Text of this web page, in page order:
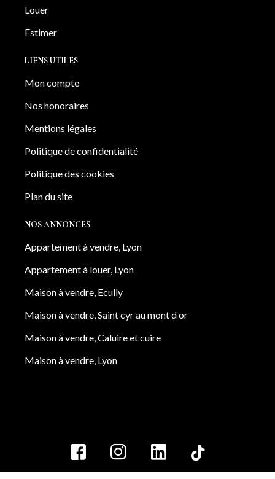
Louer
Estimer
LIENS UTILES
Mon compte
Nos honoraires
Mentions légales
Politique de confidentialité
Politique des cookies
Plan du site
NOS ANNONCES
Appartement à vendre, Lyon
Appartement à louer, Lyon
Maison à vendre, Ecully
Maison à vendre, Saint cyr au mont d or
Maison à vendre, Caluire et cuire
Maison à vendre, Lyon